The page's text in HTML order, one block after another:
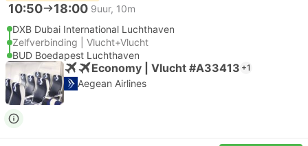
10:50 18:00 9uur, 10m
DXB Dubai International Luchthaven
Zelfverbinding | Vlucht+Vlucht
BUD Boedapest Luchthaven
Economy | Vlucht #A33413 +1
Aegean Airlines